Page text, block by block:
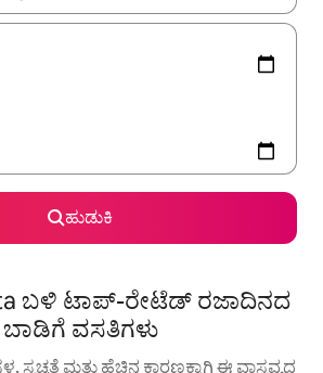
ಹುಡುಕಿ
ಬಳಿ ಟಾಪ್-ರೇಟೆಡ್ ರಜಾದಿನದ
ಬಾಡಿಗೆ ವಸತಿಗಳು
ಸ್ವಚ್ಛತೆ ಮತ್ತು ಹೆಚ್ಚಿನ ಕಾರಣಕ್ಕಾಗಿ ಈ ವಾಸ್ತವ್ಯದ